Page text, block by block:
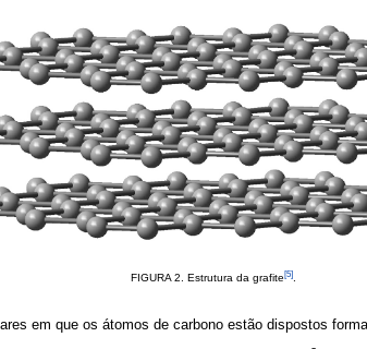
FIGURA 2. Estrutura da grafite [5].
em que os átomos de carbono estão dispostos